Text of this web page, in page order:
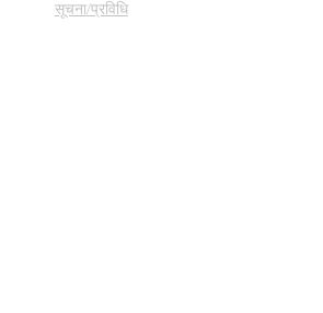
सूचना/प्रविधि